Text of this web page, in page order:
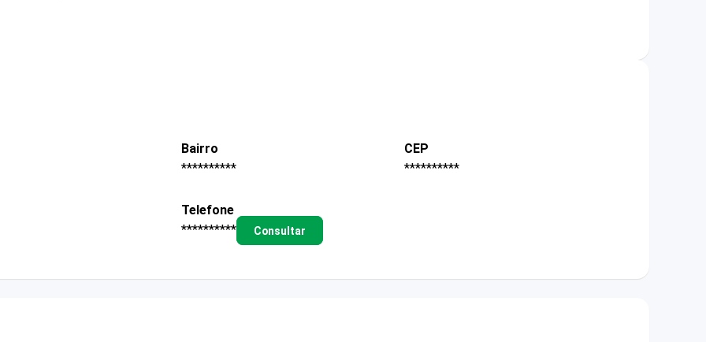
Bairro
**********
CEP
**********
Telefone
**********
Consultar